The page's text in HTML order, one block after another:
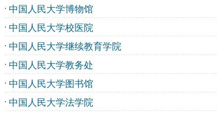
中国人民大学博物馆
中国人民大学校医院
中国人民大学继续教育学院
中国人民大学教务处
中国人民大学图书馆
中国人民大学法学院